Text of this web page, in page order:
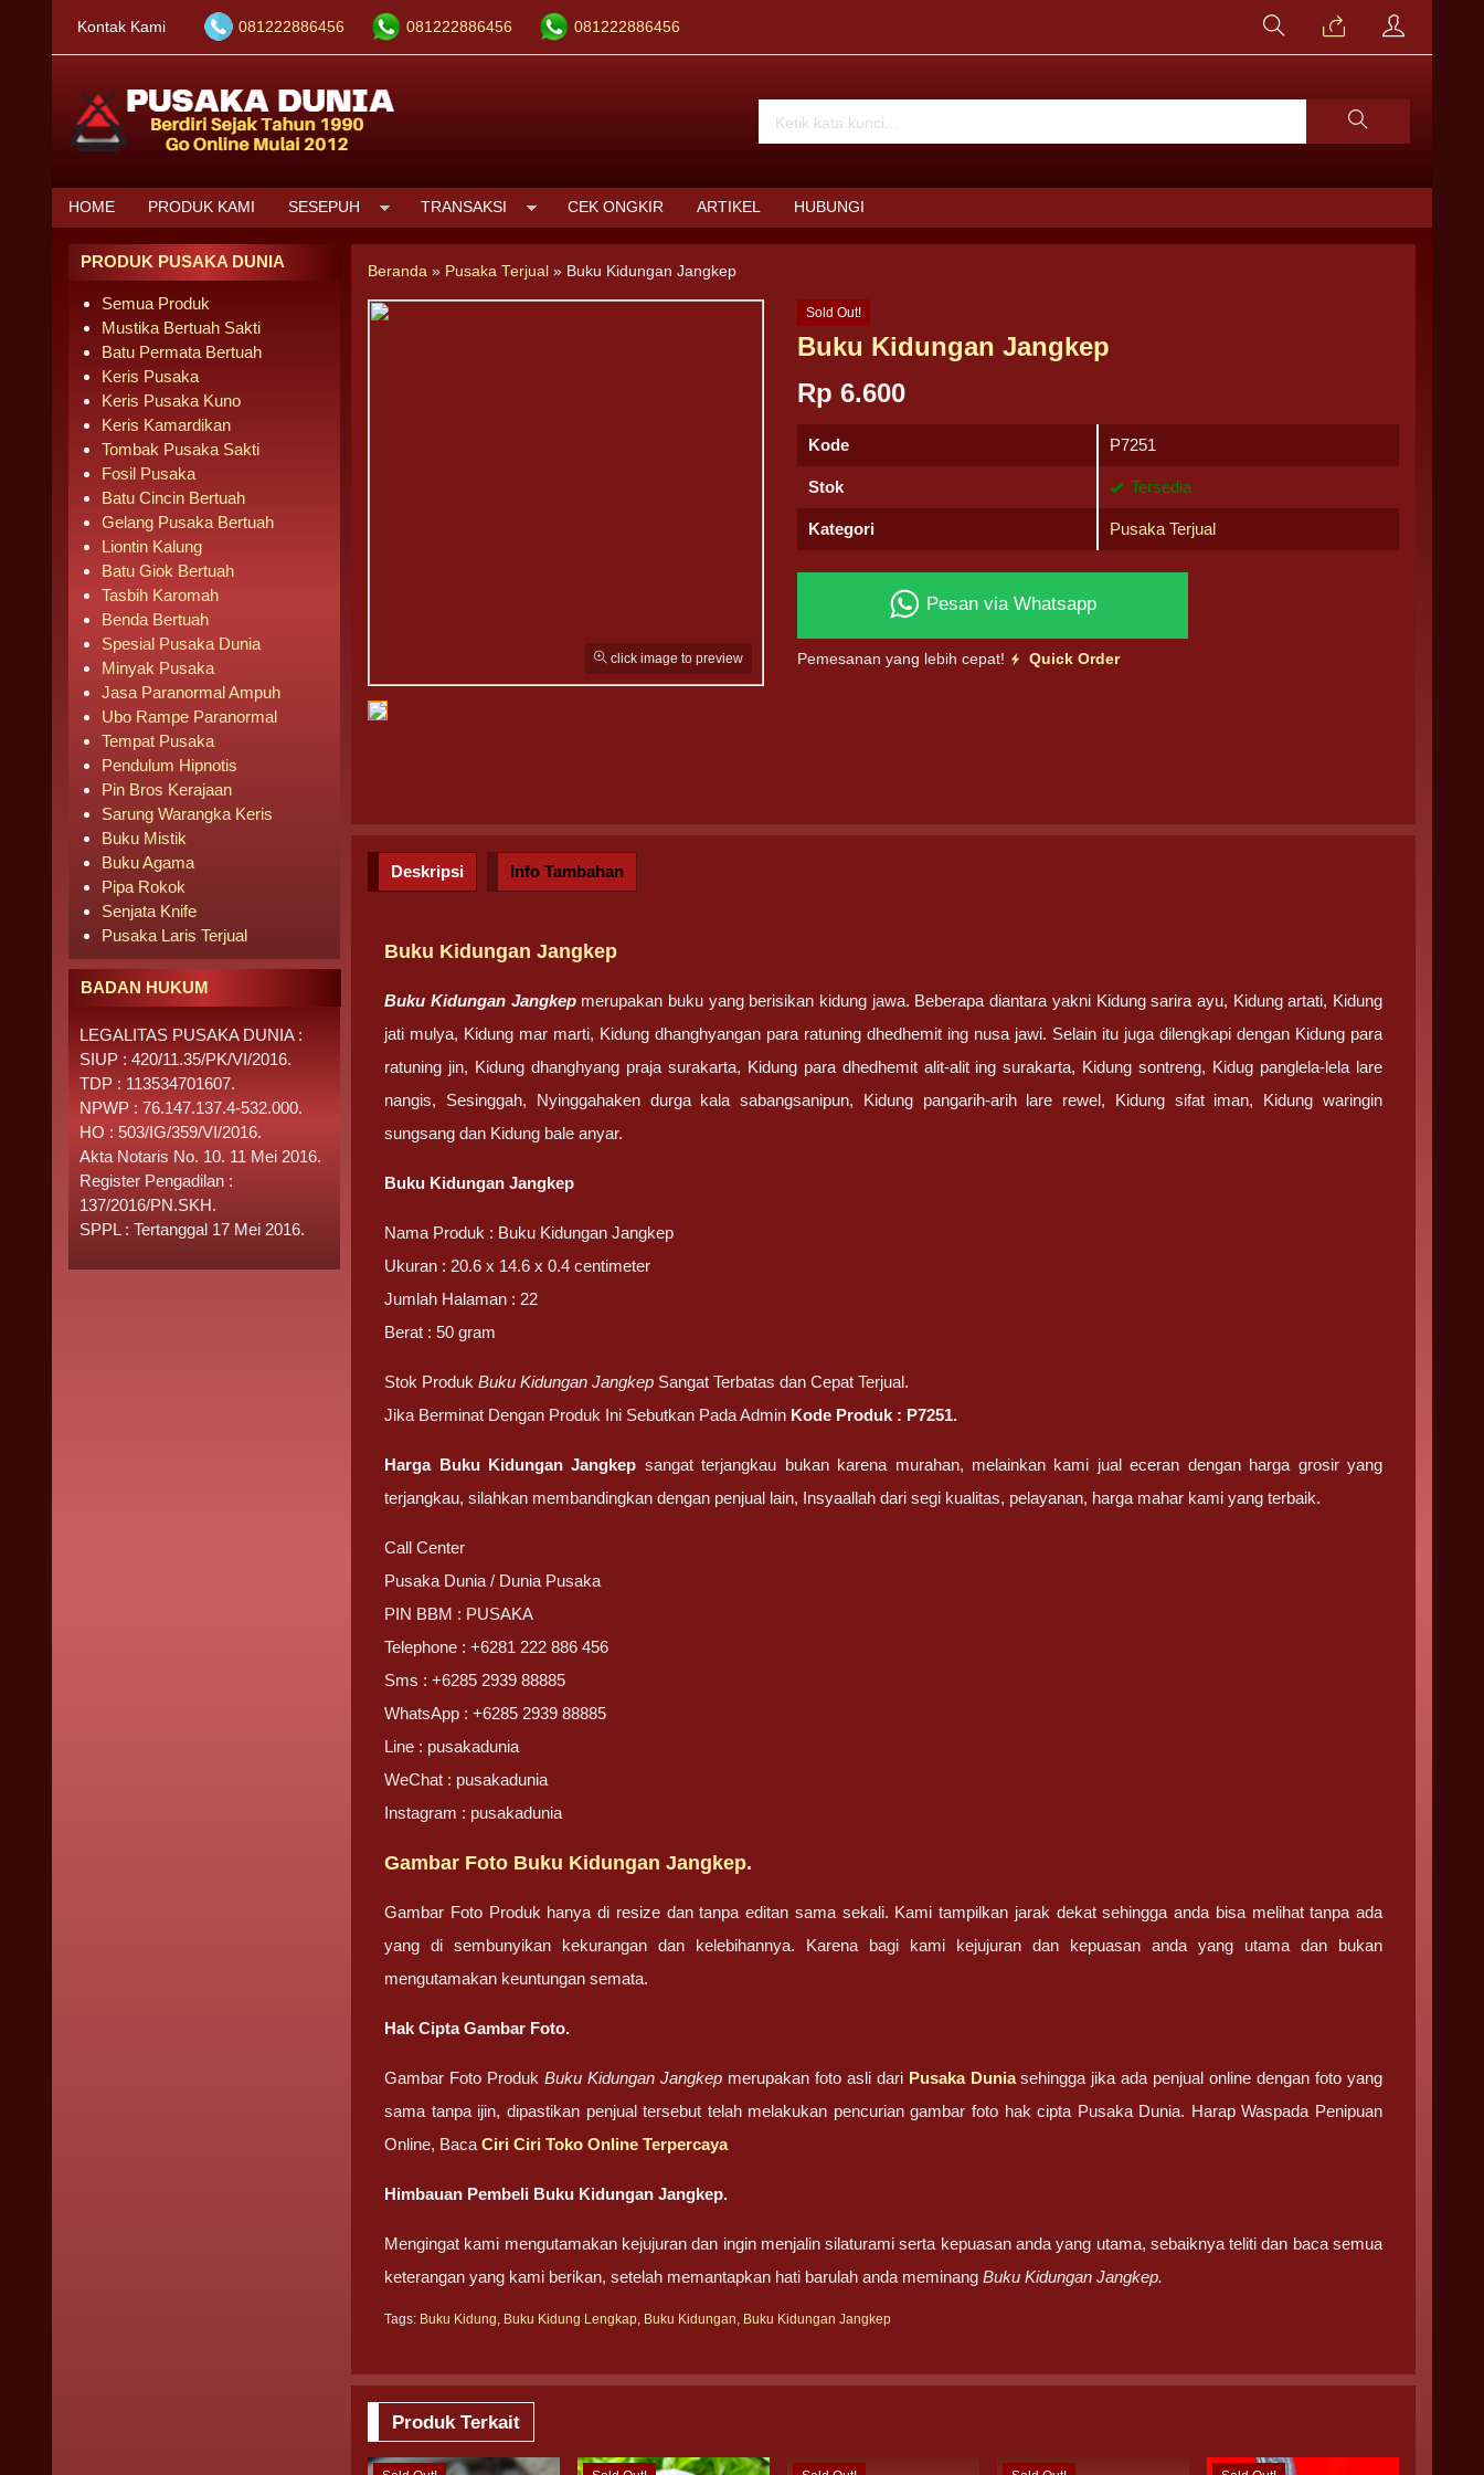
Kontak Kami 081222886456 081222886456 081222886456
HOME PRODUK KAMI SESEPUH TRANSAKSI CEK ONGKIR ARTIKEL HUBUNGI
Beranda » Pusaka Terjual » Buku Kidungan Jangkep
click image to preview
Sold Out!
Buku Kidungan Jangkep
Rp 6.600
Kode P7251
Stok Tersedia
Kategori Pusaka Terjual
Pesan via Whatsapp
Pemesanan yang lebih cepat! Quick Order
Deskripsi Info Tambahan
Buku Kidungan Jangkep
Buku Kidungan Jangkep merupakan buku yang berisikan kidung jawa. Beberapa diantara yakni Kidung sarira ayu, Kidung artati, Kidung
jati mulya, Kidung mar marti, Kidung dhanghyangan para ratuning dhedhemit ing nusa jawi. Selain itu juga dilengkapi dengan Kidung para
ratuning jin, Kidung dhanghyang praja surakarta, Kidung para dhedhemit alit-alit ing surakarta, Kidung sontreng, Kidug panglela-lela lare
nangis, Sesinggah, Nyinggahaken durga kala sabangsanipun, Kidung pangarih-arih lare rewel, Kidung sifat iman, Kidung waringin
sungsang dan Kidung bale anyar.
Buku Kidungan Jangkep
Nama Produk : Buku Kidungan Jangkep
Ukuran : 20.6 x 14.6 x 0.4 centimeter
Jumlah Halaman : 22
Berat : 50 gram
Stok ProdukBuku Kidungan Jangkep Sangat Terbatas dan Cepat Terjual.
Jika Berminat Dengan Produk Ini Sebutkan Pada Admin Kode Produk : P7251.
Harga Buku Kidungan Jangkep sangat terjangkau bukan karena murahan, melainkan kami jual eceran dengan harga grosir yang
terjangkau, silahkan membandingkan dengan penjual lain, Insyaallah dari segi kualitas, pelayanan, harga mahar kami yang terbaik.
Call Center
Pusaka Dunia / Dunia Pusaka
PIN BBM : PUSAKA
Telephone : +6281 222 886 456
Sms : +6285 2939 88885
WhatsApp : +6285 2939 88885
Line : pusakadunia
WeChat : pusakadunia
Instagram : pusakadunia
Gambar Foto Buku Kidungan Jangkep.
Gambar Foto Produk hanya di resize dan tanpa editan sama sekali. Kami tampilkan jarak dekat sehingga anda bisa melihat tanpa ada
yang di sembunyikan kekurangan dan kelebihannya. Karena bagi kami kejujuran dan kepuasan anda yang utama dan bukan
mengutamakan keuntungan semata.
Hak Cipta Gambar Foto.
Gambar Foto ProdukBuku Kidungan Jangkepmerupakan foto asli dari Pusaka Duniasehingga jika ada penjual online dengan foto yang
sama tanpa ijin, dipastikan penjual tersebut telah melakukan pencurian gambar foto hak cipta Pusaka Dunia. Harap Waspada Penipuan
Online, BacaCiri Ciri Toko Online Terpercaya
Himbauan Pembeli Buku Kidungan Jangkep.
Mengingat kami mengutamakan kejujuran dan ingin menjalin silaturami serta kepuasan anda yang utama, sebaiknya teliti dan baca semua
keterangan yang kami berikan, setelah memantapkan hati barulah anda meminangBuku Kidungan Jangkep.
Tags: Buku Kidung, Buku Kidung Lengkap, Buku Kidungan, Buku Kidungan Jangkep
Produk Terkait
PRODUK PUSAKA DUNIA
Semua Produk
Mustika Bertuah Sakti
Batu Permata Bertuah
Keris Pusaka
Keris Pusaka Kuno
Keris Kamardikan
Tombak Pusaka Sakti
Fosil Pusaka
Batu Cincin Bertuah
Gelang Pusaka Bertuah
Liontin Kalung
Batu Giok Bertuah
Tasbih Karomah
Benda Bertuah
Spesial Pusaka Dunia
Minyak Pusaka
Jasa Paranormal Ampuh
Ubo Rampe Paranormal
Tempat Pusaka
Pendulum Hipnotis
Pin Bros Kerajaan
Sarung Warangka Keris
Buku Mistik
Buku Agama
Pipa Rokok
Senjata Knife
Pusaka Laris Terjual
BADAN HUKUM
LEGALITAS PUSAKA DUNIA :
SIUP : 420/11.35/PK/VI/2016.
TDP : 113534701607.
NPWP : 76.147.137.4-532.000.
HO : 503/IG/359/VI/2016.
Akta Notaris No. 10. 11 Mei 2016.
Register Pengadilan :
137/2016/PN.SKH.
SPPL : Tertanggal 17 Mei 2016.